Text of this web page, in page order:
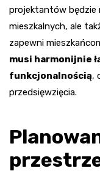
projektantów będzie
mieszkalnych, ale
zapewni
musi harmonijnie
funkcjonalnością,
przedsięwzięcia.